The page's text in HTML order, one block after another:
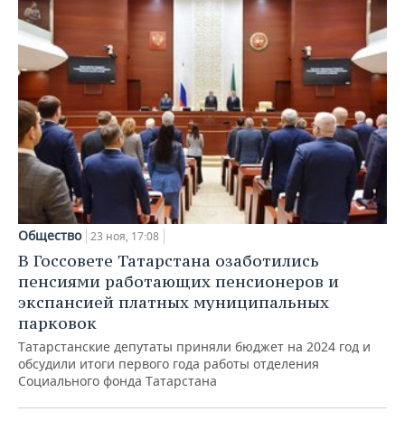
Общество 23 ноя, 17:08
В Госсовете Татарстана озаботились
пенсиями работающих пенсионеров и
экспансией платных муниципальных
парковок
Татарстанские депутаты приняли бюджет на 2024 год и
обсудили итоги первого года работы отделения
Социального фонда Татарстана